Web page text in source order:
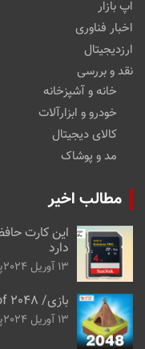
اپ بازار
اخبار فناوری
ارزدیجیتال
نقد و بررسی
خانه و آشپزخانه
خودرو و ابزارآلات
کالای دیجیتال
مد و پوشاک
مطالب اخیر
دارد
13 آوریل 2024
بازی/ Age of 2048؛ بزرگ‌ترین تمدن جهان را بسازید
13 آوریل 2024